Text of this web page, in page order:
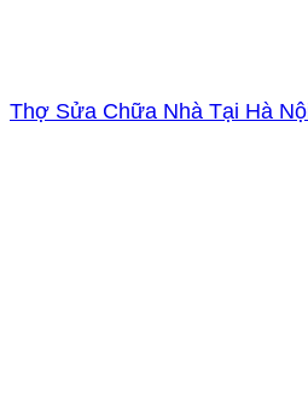
Thợ Sửa Chữa Nhà Tại Hà